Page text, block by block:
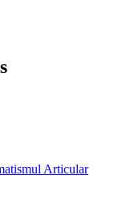
Articular